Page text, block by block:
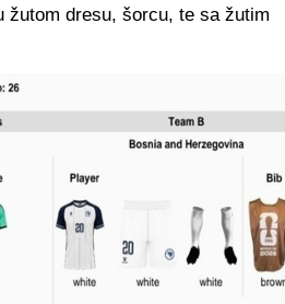
žutom dresu, šorcu, te sa žutim